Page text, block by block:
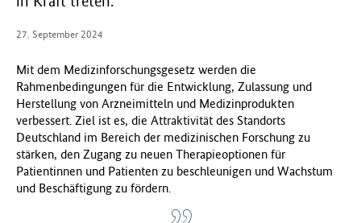
n
s
e
r
i
u
m
f
ü
r
27. September 2024
Mit dem Medizinforschungsgesetz werden die
Rahmenbedingungen für die Entwicklung, Zulassung und
Herstellung von Arzneimitteln und Medizinprodukten
verbessert. Ziel ist es, die Attraktivität des Standorts
Deutschland im Bereich der medizinischen Forschung zu
stärken, den Zugang zu neuen Therapieoptionen für
Patientinnen und Patienten zu beschleunigen und Wachstum
und Beschäftigung zu fördern.